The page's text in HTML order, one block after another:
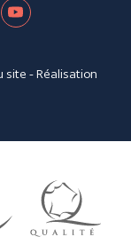
site - Réalisation